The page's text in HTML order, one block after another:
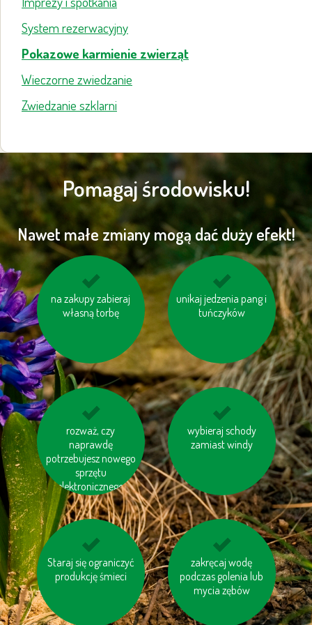
System rezerwacyjny
Pokazowe karmienie zwierząt
Wieczorne zwiedzanie
Zwiedzanie szklarni
Pomagaj środowisku!
Nawet małe zmiany mogą dać duży efekt!
na zakupy zabieraj
własną torbę
pomyśl o „ukrytej
wodzie“ w produktac
unikaj jedzenia pang i
tuńczyków
nie przegrzewaj
pomieszczeń
rozważ, czy
naprawdę
potrzebujesz nowego
sprzętu
elektronicznego
kupuj produkty
regionalne
wybieraj schody
zamiast windy
jeździj na rowerze
Staraj się ograniczyć
produkcję śmieci
korzystaj z transportu
publicznego
zakręcaj wodę
podczas golenia lub
mycia zębów
kupuj meble
drewniane oznaczone
logiem FSC